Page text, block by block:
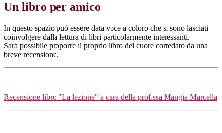
Un libro per amico
In questo spazio può essere data voce a coloro che si sono lasciati
coinvolgere dalla lettura di libri particolarmente interessanti.
Sarà possibile proporre il proprio libro del cuore corredato da una
breve recensione.
Recensione libro "La lezione" a cura della prof.ssa Mangia Marcella